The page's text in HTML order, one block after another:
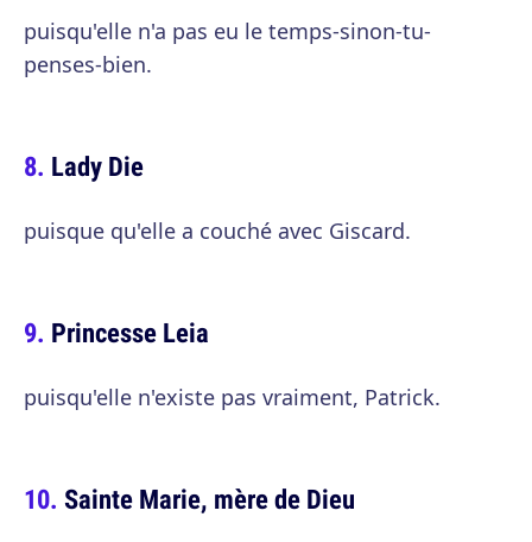
puisqu'elle n'a pas eu le temps-sinon-tu-
penses-bien.
Lady Die
puisque qu'elle a couché avec Giscard.
Princesse Leia
puisqu'elle n'existe pas vraiment, Patrick.
Sainte Marie, mère de Dieu